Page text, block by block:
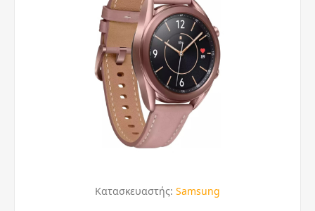
Κατασκευαστής: Samsung